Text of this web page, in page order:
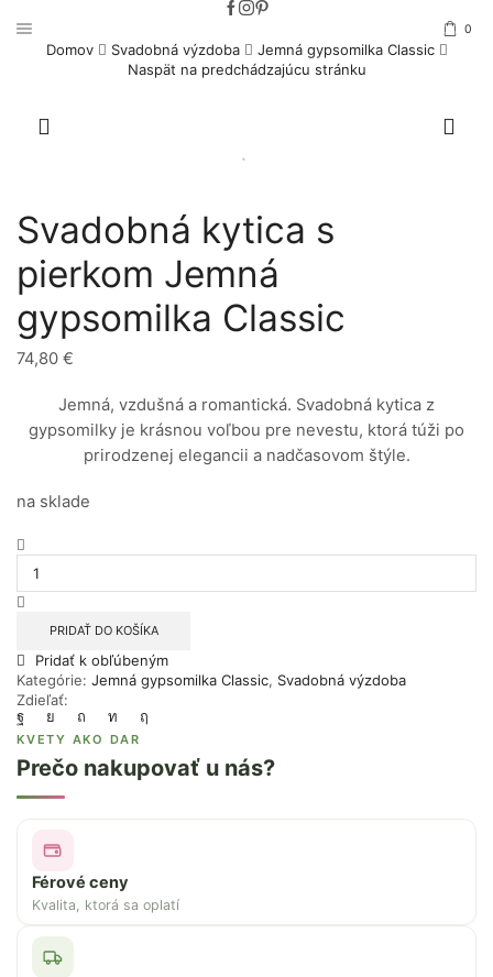
0
Domov Svadobná výzdoba
Jemná gypsomilka Classic
Naspät na predchádzajúcu stránku
Svadobná kytica s
pierkom Jemná
gypsomilka Classic
74,80 €
Jemná, vzdušná a romantická. Svadobná kytica z
gypsomilky je krásnou voľbou pre nevestu, ktorá túži po
prirodzenej elegancii a nadčasovom štýle.
na sklade
Svadobná
kytica
pierkom
gypsomilka
Classic
PRIDAŤ DO KOŠÍKA
Pridať k obľúbeným
Kategórie: Jemná gypsomilka Classic, Svadobná výzdoba
Zdieľať:
KVETY AKO DAR
Prečo nakupovať u nás?
Férové ceny
Kvalita, ktorá sa oplatí